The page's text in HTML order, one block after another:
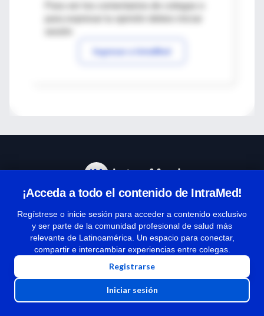
Para ver los comentarios de colegas o
Ingresar a IntraMed
¡Acceda a todo el contenido de IntraMed!
Regístrese o inicie sesión para acceder a contenido exclusivo
y ser parte de la comunidad profesional de salud más
relevante de Latinoamérica. Un espacio para conectar,
compartir e intercambiar experiencias entre colegas.
Registrarse
Iniciar sesión
Términos y condiciones
| Políticas de privacidad
| Todos los derechos reservados | Copyright 1997-2026